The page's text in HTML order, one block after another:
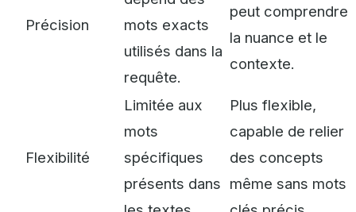
Précision
mots exacts
utilisés dans la
requête.
peut comprendre
la nuance et le
contexte.
Flexibilité
Limitée aux
mots
spécifiques
présents dans
Plus flexible,
capable de relier
des concepts
même sans mots